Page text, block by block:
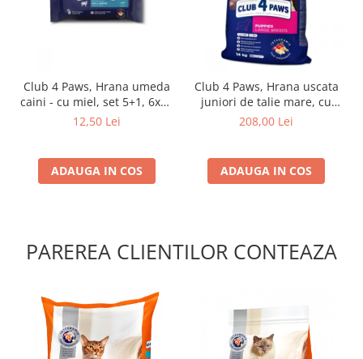
Club 4 Paws, Hrana umeda
caini - cu miel, set 5+1, 6x80
g
12,50 Lei
ADAUGA IN COS
Club 4 Paws, Hrana uscata
juniori de talie mare, cu
pui, 14kg
208,00 Lei
ADAUGA IN COS
PAREREA CLIENTILOR CONTEAZA